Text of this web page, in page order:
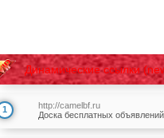
Динамические ссылки
1
http://camelbf.ru
Доска бесплатных